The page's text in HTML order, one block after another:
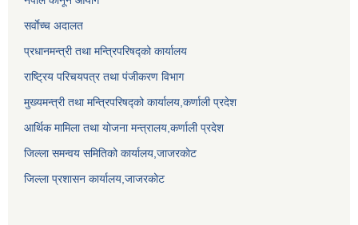
सर्वाेच्च अदालत
प्रधानमन्त्री तथा मन्त्रिपरिषद्को कार्यालय
राष्ट्रिय परिचयपत्र तथा पंजीकरण विभाग
मुख्यमन्त्री तथा मन्त्रिपरिषद्को कार्यालय,कर्णाली प्रदेश
आर्थिक मामिला तथा योजना मन्त्रालय,कर्णाली प्रदेश
जिल्ला समन्वय समितिको कार्यालय,जाजरकाेट
जिल्ला प्रशासन कार्यालय,जाजरकोट